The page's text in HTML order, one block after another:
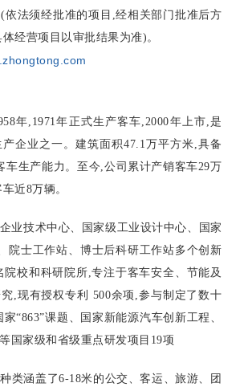
依法须经批准的项目,经相关部门批准后方
经营项目以审批结果为准)。
年,1971年正式生产客车,2000年上市,是
企业之一。建筑面积47.1万平方米,具备
车生产能力。至今,公司累计产销客车29万
近8万辆。
业技术中心、国家级工业设计中心、国家
院士工作站、博士后科研工作站多个创新
院校和科研院所,专注于客车安全、节能及
,现有授权专利 500余项,参与制定了数十
“863”课题、国家新能源汽车创新工程、
国家级和省级重点研发项目19项
类涵盖了6-18米的公交、客运、旅游、团